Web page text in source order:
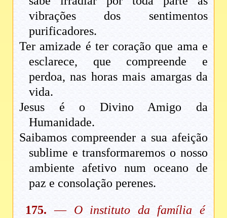
vibrações dos sentimentos
purificadores.
Ter amizade é ter coração que ama e
esclarece, que compreende e
perdoa, nas horas mais amargas da
vida.
Jesus é o Divino Amigo da
Humanidade.
Saibamos compreender a sua afeição
sublime e transformaremos o nosso
ambiente afetivo num oceano de
paz e consolação perenes.
175. — O instituto da família é